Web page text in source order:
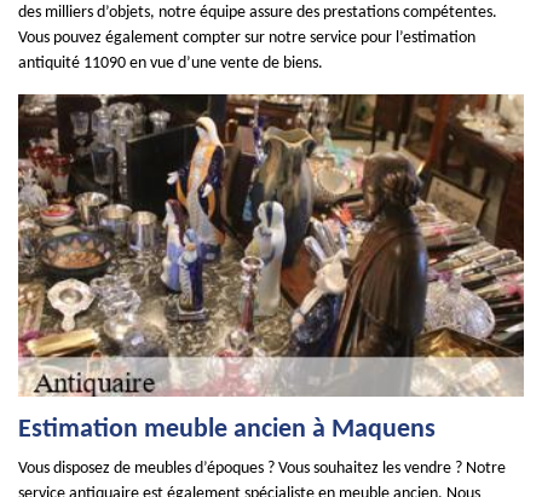
des milliers d’objets, notre équipe assure des prestations compétentes.
Vous pouvez également compter sur notre service pour l’estimation
antiquité 11090 en vue d’une vente de biens.
Estimation meuble ancien à Maquens
Vous disposez de meubles d’époques ? Vous souhaitez les vendre ? Notre